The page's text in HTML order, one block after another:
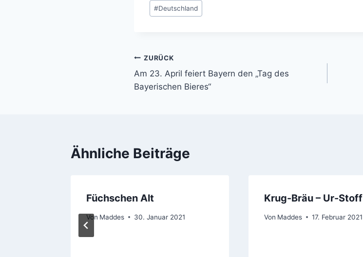
Schlagworte:
#Deutschland
Beitragsnavigation
ZURÜCK
Am 23. April feiert Bayern den „Tag des
Bayerischen Bieres“
Ähnliche Beiträge
Füchschen Alt
Von Maddes 30. Januar 2021
Krug-Bräu – Ur-Stoff
Von Maddes 17. Februar 2021